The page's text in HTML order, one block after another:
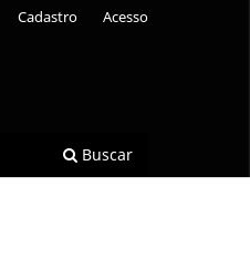
Buscar
Cadastro Acesso